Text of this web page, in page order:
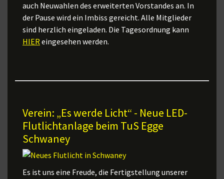
auch Neuwahlen des erweiterten Vorstandes an. In
der Pause wird ein Imbiss gereicht. Alle Mitglieder
sind herzlich eingeladen. Die Tagesordnung kann
HIEReingesehen werden.
Verein: „Es werde Licht“ - Neue LED-
Flutlichtanlage beim TuS Egge
Schwaney
Es ist uns eine Freude, die Fertigstellung unserer